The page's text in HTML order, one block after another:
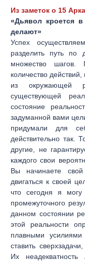
Из заметок о 15
«Дьявол кроется
делают»
Успех
разделить путь по
множество шагов.
количество
из окружающей
существующей
состояние
задуманной вами
придумали для
действительно так.
другие, не
каждого свои
Вы начинаете
двигаться к своей
что сегодня я
промежуточного
данном состоянии
этой реальности
плавными
ставить
Их неадекватность